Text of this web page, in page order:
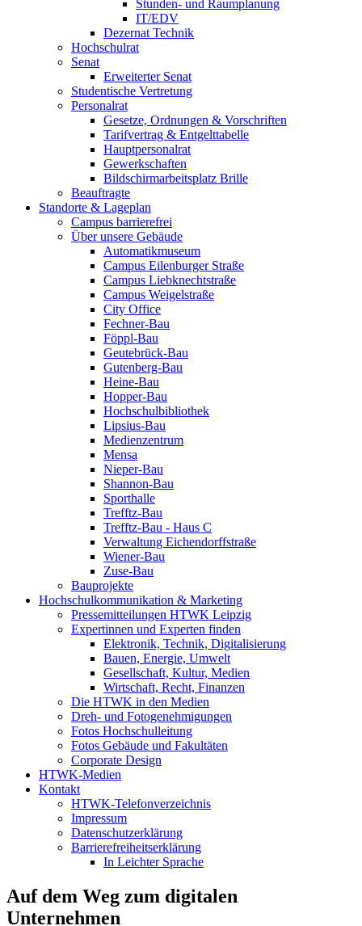
Stunden- und Raumplanung
IT/EDV
Dezernat Technik
Hochschulrat
Senat
Erweiterter Senat
Studentische Vertretung
Personalrat
Gesetze, Ordnungen & Vorschriften
Tarifvertrag & Entgelttabelle
Hauptpersonalrat
Gewerkschaften
Bildschirmarbeitsplatz Brille
Beauftragte
Standorte & Lageplan
Campus barrierefrei
Über unsere Gebäude
Automatikmuseum
Campus Eilenburger Straße
Campus Liebknechtstraße
Campus Weigelstraße
City Office
Fechner-Bau
Föppl-Bau
Geutebrück-Bau
Gutenberg-Bau
Heine-Bau
Hopper-Bau
Hochschulbibliothek
Lipsius-Bau
Medienzentrum
Mensa
Nieper-Bau
Shannon-Bau
Sporthalle
Trefftz-Bau
Trefftz-Bau - Haus C
Verwaltung Eichendorffstraße
Wiener-Bau
Zuse-Bau
Bauprojekte
Hochschulkommunikation & Marketing
Pressemitteilungen HTWK Leipzig
Expertinnen und Experten finden
Elektronik, Technik, Digitalisierung
Bauen, Energie, Umwelt
Gesellschaft, Kultur, Medien
Wirtschaft, Recht, Finanzen
Die HTWK in den Medien
Dreh- und Fotogenehmigungen
Fotos Hochschulleitung
Fotos Gebäude und Fakultäten
Corporate Design
HTWK-Medien
Kontakt
HTWK-Telefonverzeichnis
Impressum
Datenschutzerklärung
Barrierefreiheitserklärung
In Leichter Sprache
Auf dem Weg zum digitalen
Unternehmen